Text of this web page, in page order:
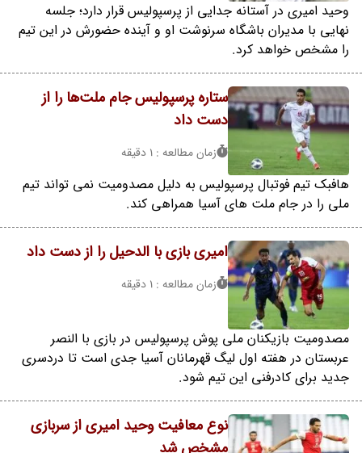
وحید امیری در آستانه جدایی از پرسپولیس قرار دارد؛ جلسه
نهایی با مدیران باشگاه سرنوشت او و آینده حضورش در این تیم
را مشخص خواهد کرد.
ستاره پرسپولیس جام ملت‌ها را از
دست داد
زمان مطالعه : 1 دقیقه
هافبک تیم فوتبال پرسپولیس به دلیل مصدومیت نمی تواند تیم
ملی را در جام ملت های آسیا همراهی کند.
امیری بازی با الدحیل را از دست داد
زمان مطالعه : 1 دقیقه
مصدومیت بازیکنان ملی پوش پرسپولیس در بازی با النصر
عربستان در هفته اول لیگ قهرمانان آسیا جدی است تا دردسری
جدید برای کادرفنی این تیم شود.
نوع معافیت وحید امیری از سربازی
مشخص شد